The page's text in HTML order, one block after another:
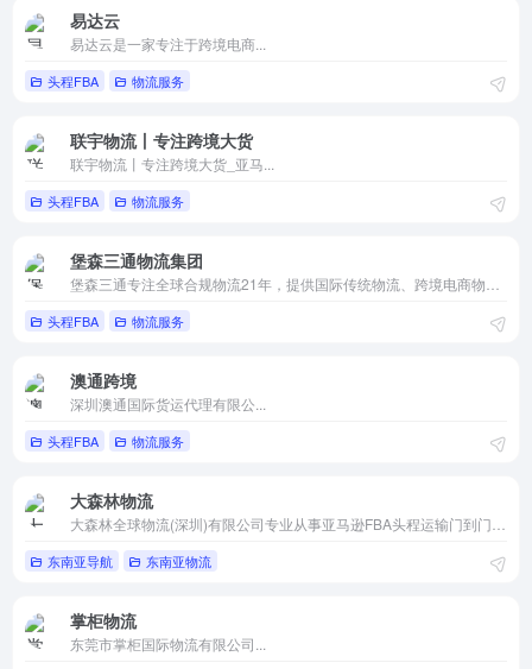
易达云
易达云是一家专注于跨境电商...
头程FBA 物流服务
联宇物流丨专注跨境大货
联宇物流丨专注跨境大货_亚马...
头程FBA 物流服务
堡森三通物流集团
头程FBA 物流服务
澳通跨境
深圳澳通国际货运代理有限公...
头程FBA 物流服务
大森林物流
东南亚导航 东南亚物流
掌柜物流
东莞市掌柜国际物流有限公司...